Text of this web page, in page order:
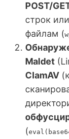
POST/
строк
файлам (
Maldet
ClamAV
(